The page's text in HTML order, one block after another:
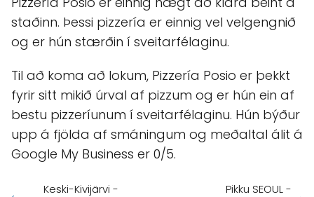
staðinn. Þessi pizzería er einnig vel velgengnið
og er hún stærðin í sveitarfélaginu.
Til að koma að lokum, Pizzería Posio er þekkt
fyrir sitt mikið úrval af pizzum og er hún ein af
bestu pizzeríunum í sveitarfélaginu. Hún býður
upp á fjölda af smáningum og meðaltal álit á
Google My Business er 0/5.
Keski-Kivijärvi -
Pikku SEOUL -